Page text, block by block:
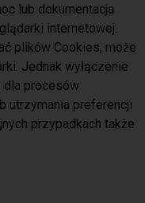
lub dokumentacja
internetowej.
plików Cookies, może
Jednak wyłączenie
dla procesów
utrzymania preferencji
przypadkach także